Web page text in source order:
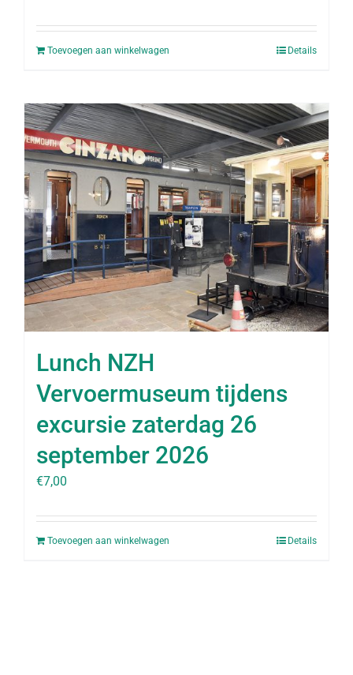
Toevoegen aan winkelwagen Details
Lunch NZH
Vervoermuseum tijdens
excursie zaterdag 26
september 2026
€7,00
Toevoegen aan winkelwagen Details